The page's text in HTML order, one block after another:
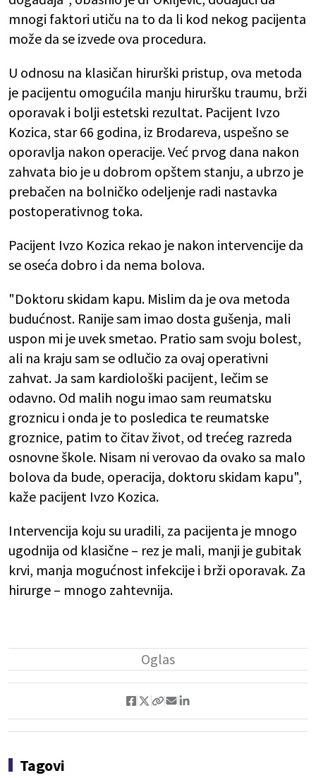
mnogi faktori utiču na to da li kod nekog pacijenta
može da se izvede ova procedura.
U odnosu na klasičan hirurški pristup, ova metoda
je pacijentu omogućila manju hiruršku traumu, brži
oporavak i bolji estetski rezultat. Pacijent Ivzo
Kozica, star 66 godina, iz Brodareva, uspešno se
oporavlja nakon operacije. Već prvog dana nakon
zahvata bio je u dobrom opštem stanju, a ubrzo je
prebačen na bolničko odeljenje radi nastavka
postoperativnog toka.
Pacijent Ivzo Kozica rekao je nakon intervencije da
se oseća dobro i da nema bolova.
"Doktoru skidam kapu. Mislim da je ova metoda
budućnost. Ranije sam imao dosta gušenja, mali
uspon mi je uvek smetao. Pratio sam svoju bolest,
ali na kraju sam se odlučio za ovaj operativni
zahvat. Ja sam kardiološki pacijent, lečim se
odavno. Od malih nogu imao sam reumatsku
groznicu i onda je to posledica te reumatske
groznice, patim to čitav život, od trećeg razreda
osnovne škole. Nisam ni verovao da ovako sa malo
bolova da bude, operacija, doktoru skidam kapu",
kaže pacijent Ivzo Kozica.
Intervencija koju su uradili, za pacijenta je mnogo
ugodnija od klasične – rez je mali, manji je gubitak
krvi, manja mogućnost infekcije i brži oporavak. Za
hirurge – mnogo zahtevnija.
Tagovi